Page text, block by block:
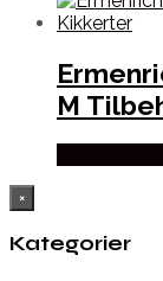
M
×
Kategorier